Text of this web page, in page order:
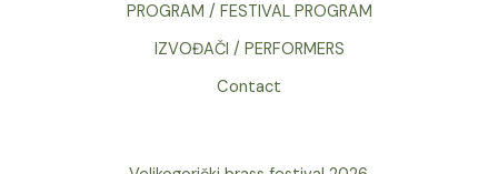
PROGRAM / FESTIVAL PROGRAM
IZVOĐAČI / PERFORMERS
Contact